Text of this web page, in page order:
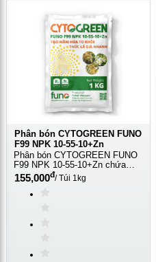
Phân bón CYTOGREEN FUNO
F99 NPK 10-55-10+Zn
Phân bón CYTOGREEN FUNO
F99 NPK 10-55-10+Zn chứa
Lân cao 55%
155,000đ/Túi 1kg